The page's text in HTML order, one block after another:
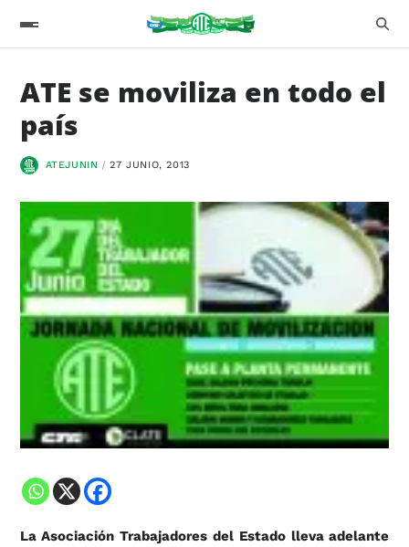
ATE se moviliza en todo el
país
ATEJUNIN 27 JUNIO, 2013
La Asociación Trabajadores del Estado lleva adelante